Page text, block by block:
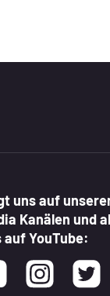
uns auf
Kanälen und
auf YouTube:
InstagramTwitter